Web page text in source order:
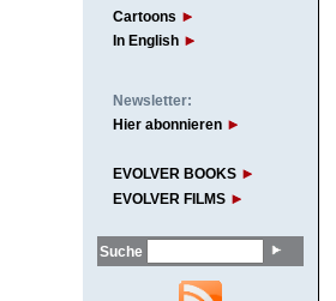
Cartoons
In English
Newsletter:
Hier abonnieren
EVOLVER BOOKS
EVOLVER FILMS
Suche